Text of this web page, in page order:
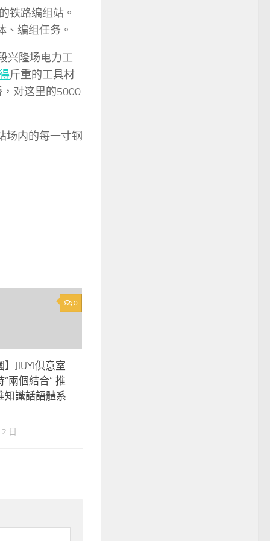
铁路编组站。
、编组任务。
兴隆场电力工
斤重的工具材
对这里的5000
场内的每一寸钢
0
】JIUYI俱意室
兩個結合” 推
知識話語體系
日